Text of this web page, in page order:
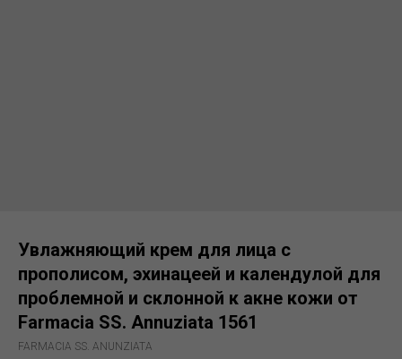
Увлажняющий крем для лица с
прополисом, эхинацеей и календулой для
проблемной и склонной к акне кожи от
Farmacia SS. Annuziata 1561
FARMACIA SS. ANUNZIATA